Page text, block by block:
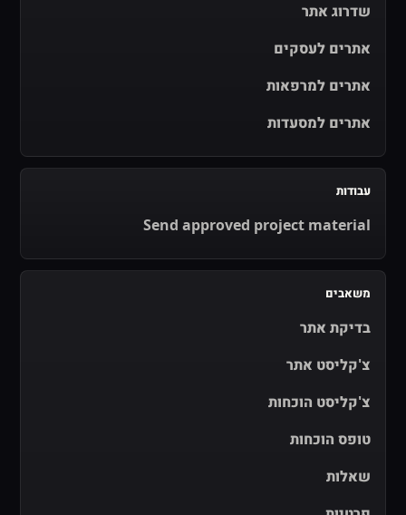
שדרוג אתר
אתרים לעסקים
אתרים למרפאות
אתרים למסעדות
עבודות
Send approved project material
משאבים
בדיקת אתר
צ'קליסט אתר
צ'קליסט הוכחות
טופס הוכחות
שאלות